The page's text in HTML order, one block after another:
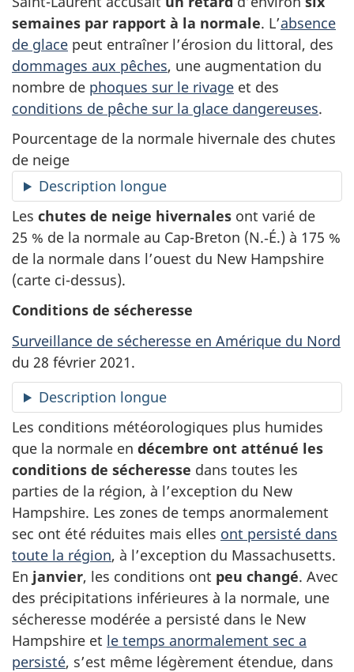
semaines par rapport à la normale. L’absence
de glace peut entraîner l’érosion du littoral, des
dommages aux pêches, une augmentation du
nombre de phoques sur le rivage et des
conditions de pêche sur la glace dangereuses.
Pourcentage de la normale hivernale des chutes
de neige
Description longue
Les chutes de neige hivernales ont varié de
25 % de la normale au Cap-Breton (N.‑É.) à 175 %
de la normale dans l’ouest du New Hampshire
(carte ci-dessus).
Conditions de sécheresse
Surveillance de sécheresse en Amérique du Nord
du 28 février 2021.
Description longue
Les conditions météorologiques plus humides
que la normale en décembre ont atténué les
conditions de sécheresse dans toutes les
parties de la région, à l’exception du New
Hampshire. Les zones de temps anormalement
sec ont été réduites mais elles ont persisté dans
toute la région, à l’exception du Massachusetts.
En janvier, les conditions ont peu changé. Avec
des précipitations inférieures à la normale, une
sécheresse modérée a persisté dans le New
Hampshire et le temps anormalement sec a
persisté, s’est même légèrement étendue, dans